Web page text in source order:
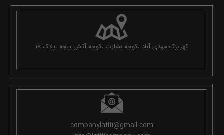
کهریزک،مهدی آباد ،کوچه بشارت ،کوچه آتش پنجه ،پلاک ۱۸
companylatifi@gmail.com